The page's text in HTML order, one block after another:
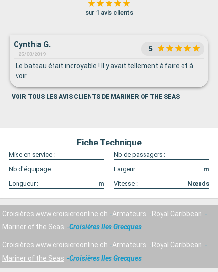
sur 1 avis clients
Cynthia G.
25/03/2019
5
Le bateau était incroyable ! Il y avait tellement à faire et à
voir
VOIR TOUS LES AVIS CLIENTS DE MARINER OF THE SEAS
Fiche Technique
Mise en service :
Nb de passagers :
Nb d'équipage :
Largeur :
m
Longueur :
m Vitesse : Nœuds
Croisières www.croisiereonline.ch Armateurs
Royal Caribbean
Mariner of the Seas
Croisières Iles Grecques
Croisières www.croisiereonline.ch Armateurs
Royal Caribbean
Mariner of the Seas
Croisières Iles Grecques